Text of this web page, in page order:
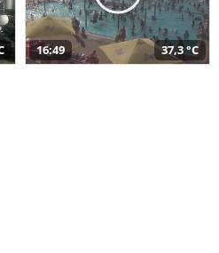
16:49 37,3 °C